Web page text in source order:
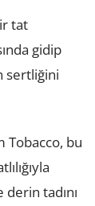
tat
gidip
sertliğini
Tobacco, bu
tadını